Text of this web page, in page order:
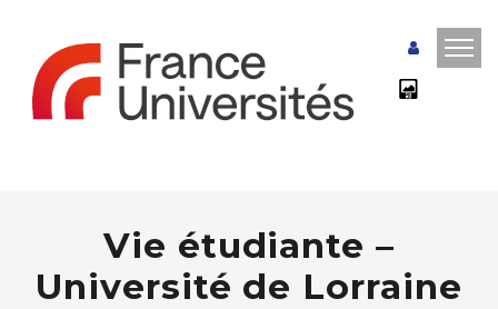
Vie étudiante –
Université de Lorraine